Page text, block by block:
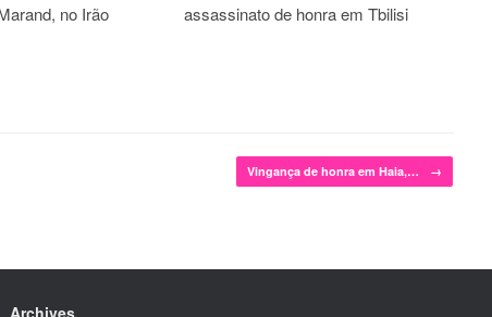
no Irão
assassinato de honra em Tbilisi
Vingança de honra em Haia,… →
Archives